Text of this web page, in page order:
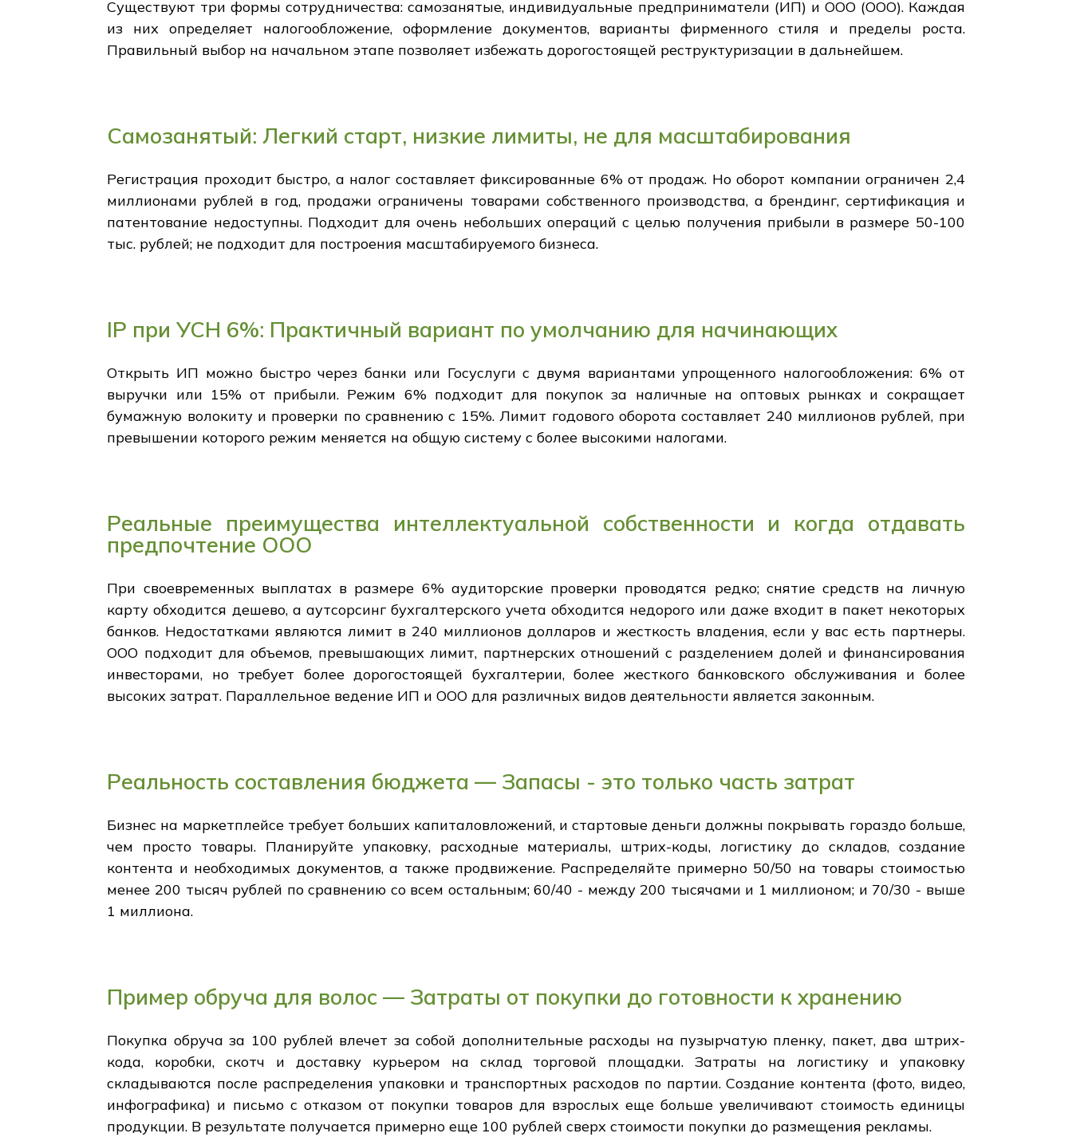
Существуют три формы сотрудничества: самозанятые, индивидуальные предприниматели (ИП) и ООО (OOO). Каждая
из них определяет налогообложение, оформление документов, варианты фирменного стиля и пределы роста.
Правильный выбор на начальном этапе позволяет избежать дорогостоящей реструктуризации в дальнейшем.
Самозанятый: Легкий старт, низкие лимиты, не для масштабирования
Регистрация проходит быстро, а налог составляет фиксированные 6% от продаж. Но оборот компании ограничен 2,4
миллионами рублей в год, продажи ограничены товарами собственного производства, а брендинг, сертификация и
патентование недоступны. Подходит для очень небольших операций с целью получения прибыли в размере 50-100
тыс. рублей; не подходит для построения масштабируемого бизнеса.
IP при УСН 6%: Практичный вариант по умолчанию для начинающих
Открыть ИП можно быстро через банки или Госуслуги с двумя вариантами упрощенного налогообложения: 6% от
выручки или 15% от прибыли. Режим 6% подходит для покупок за наличные на оптовых рынках и сокращает
бумажную волокиту и проверки по сравнению с 15%. Лимит годового оборота составляет 240 миллионов рублей, при
превышении которого режим меняется на общую систему с более высокими налогами.
Реальные преимущества интеллектуальной собственности и когда отдавать
предпочтение ООО
При своевременных выплатах в размере 6% аудиторские проверки проводятся редко; снятие средств на личную
карту обходится дешево, а аутсорсинг бухгалтерского учета обходится недорого или даже входит в пакет некоторых
банков. Недостатками являются лимит в 240 миллионов долларов и жесткость владения, если у вас есть партнеры.
ООО подходит для объемов, превышающих лимит, партнерских отношений с разделением долей и финансирования
инвесторами, но требует более дорогостоящей бухгалтерии, более жесткого банковского обслуживания и более
высоких затрат. Параллельное ведение ИП и ООО для различных видов деятельности является законным.
Реальность составления бюджета — Запасы - это только часть затрат
Бизнес на маркетплейсе требует больших капиталовложений, и стартовые деньги должны покрывать гораздо больше,
чем просто товары. Планируйте упаковку, расходные материалы, штрих-коды, логистику до складов, создание
контента и необходимых документов, а также продвижение. Распределяйте примерно 50/50 на товары стоимостью
менее 200 тысяч рублей по сравнению со всем остальным; 60/40 - между 200 тысячами и 1 миллионом; и 70/30 - выше
1 миллиона.
Пример обруча для волос — Затраты от покупки до готовности к хранению
Покупка обруча за 100 рублей влечет за собой дополнительные расходы на пузырчатую пленку, пакет, два штрих-
кода, коробки, скотч и доставку курьером на склад торговой площадки. Затраты на логистику и упаковку
складываются после распределения упаковки и транспортных расходов по партии. Создание контента (фото, видео,
инфографика) и письмо с отказом от покупки товаров для взрослых еще больше увеличивают стоимость единицы
продукции. В результате получается примерно еще 100 рублей сверх стоимости покупки до размещения рекламы.